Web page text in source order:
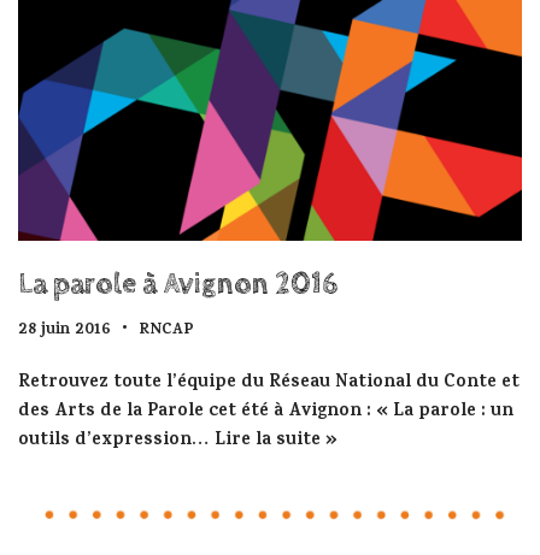
La parole à Avignon 2016
28 juin 2016 RNCAP
Retrouvez toute l’équipe du Réseau National du Conte et
des Arts de la Parole cet été à Avignon : « La parole : un
outils d’expression… Lire la suite »